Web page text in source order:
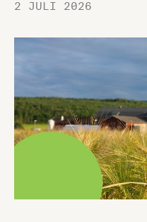
2 JULI 2026